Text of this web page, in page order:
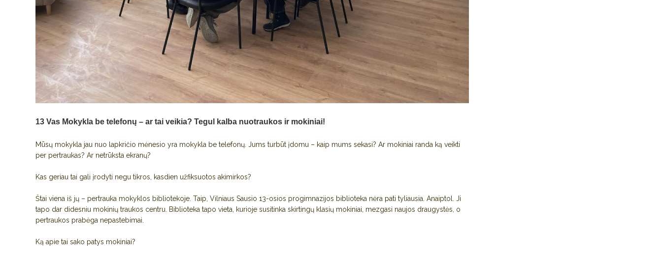
13 Vas Mokykla be telefonų – ar tai veikia? Tegul kalba nuotraukos ir mokiniai!
Mūsų mokykla jau nuo lapkričio mėnesio yra mokykla be telefonų. Jums turbūt įdomu – kaip mums sekasi? Ar mokiniai randa ką veikti
per pertraukas? Ar netrūksta ekranų?
Kas geriau tai gali įrodyti negu tikros, kasdien užfiksuotos akimirkos?
Štai viena iš jų – pertrauka mokyklos bibliotekoje. Taip, Vilniaus Sausio 13-osios progimnazijos biblioteka nėra pati tyliausia. Anaiptol. Ji
tapo dar didesniu mokinių traukos centru. Biblioteka tapo vieta, kurioje susitinka skirtingų klasių mokiniai, mezgasi naujos draugystės, o
pertraukos prabėga nepastebimai.
Ką apie tai sako patys mokiniai?